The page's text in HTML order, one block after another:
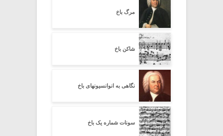
مرگ باخ
شاکن باخ
نگاهی به انوانسیونهای باخ
سونات شماره یک باخ